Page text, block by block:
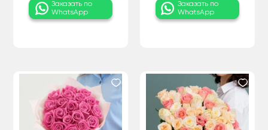
Заказать по
WhatsApp
Заказать по
WhatsApp